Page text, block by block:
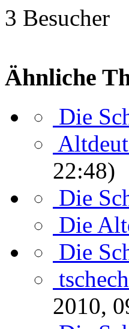
3 Besucher
Ähnliche
Die
22:48)
Die
Die
Die
2010,